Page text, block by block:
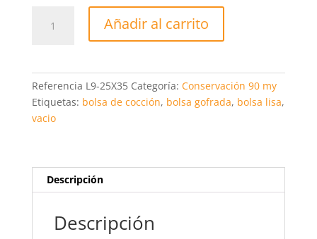
Añadir al carrito
Referencia L9-25X35 Categoría: Conservación 90 my
Etiquetas: bolsa de cocción, bolsa gofrada, bolsa lisa,
vacio
Descripción
Descripción